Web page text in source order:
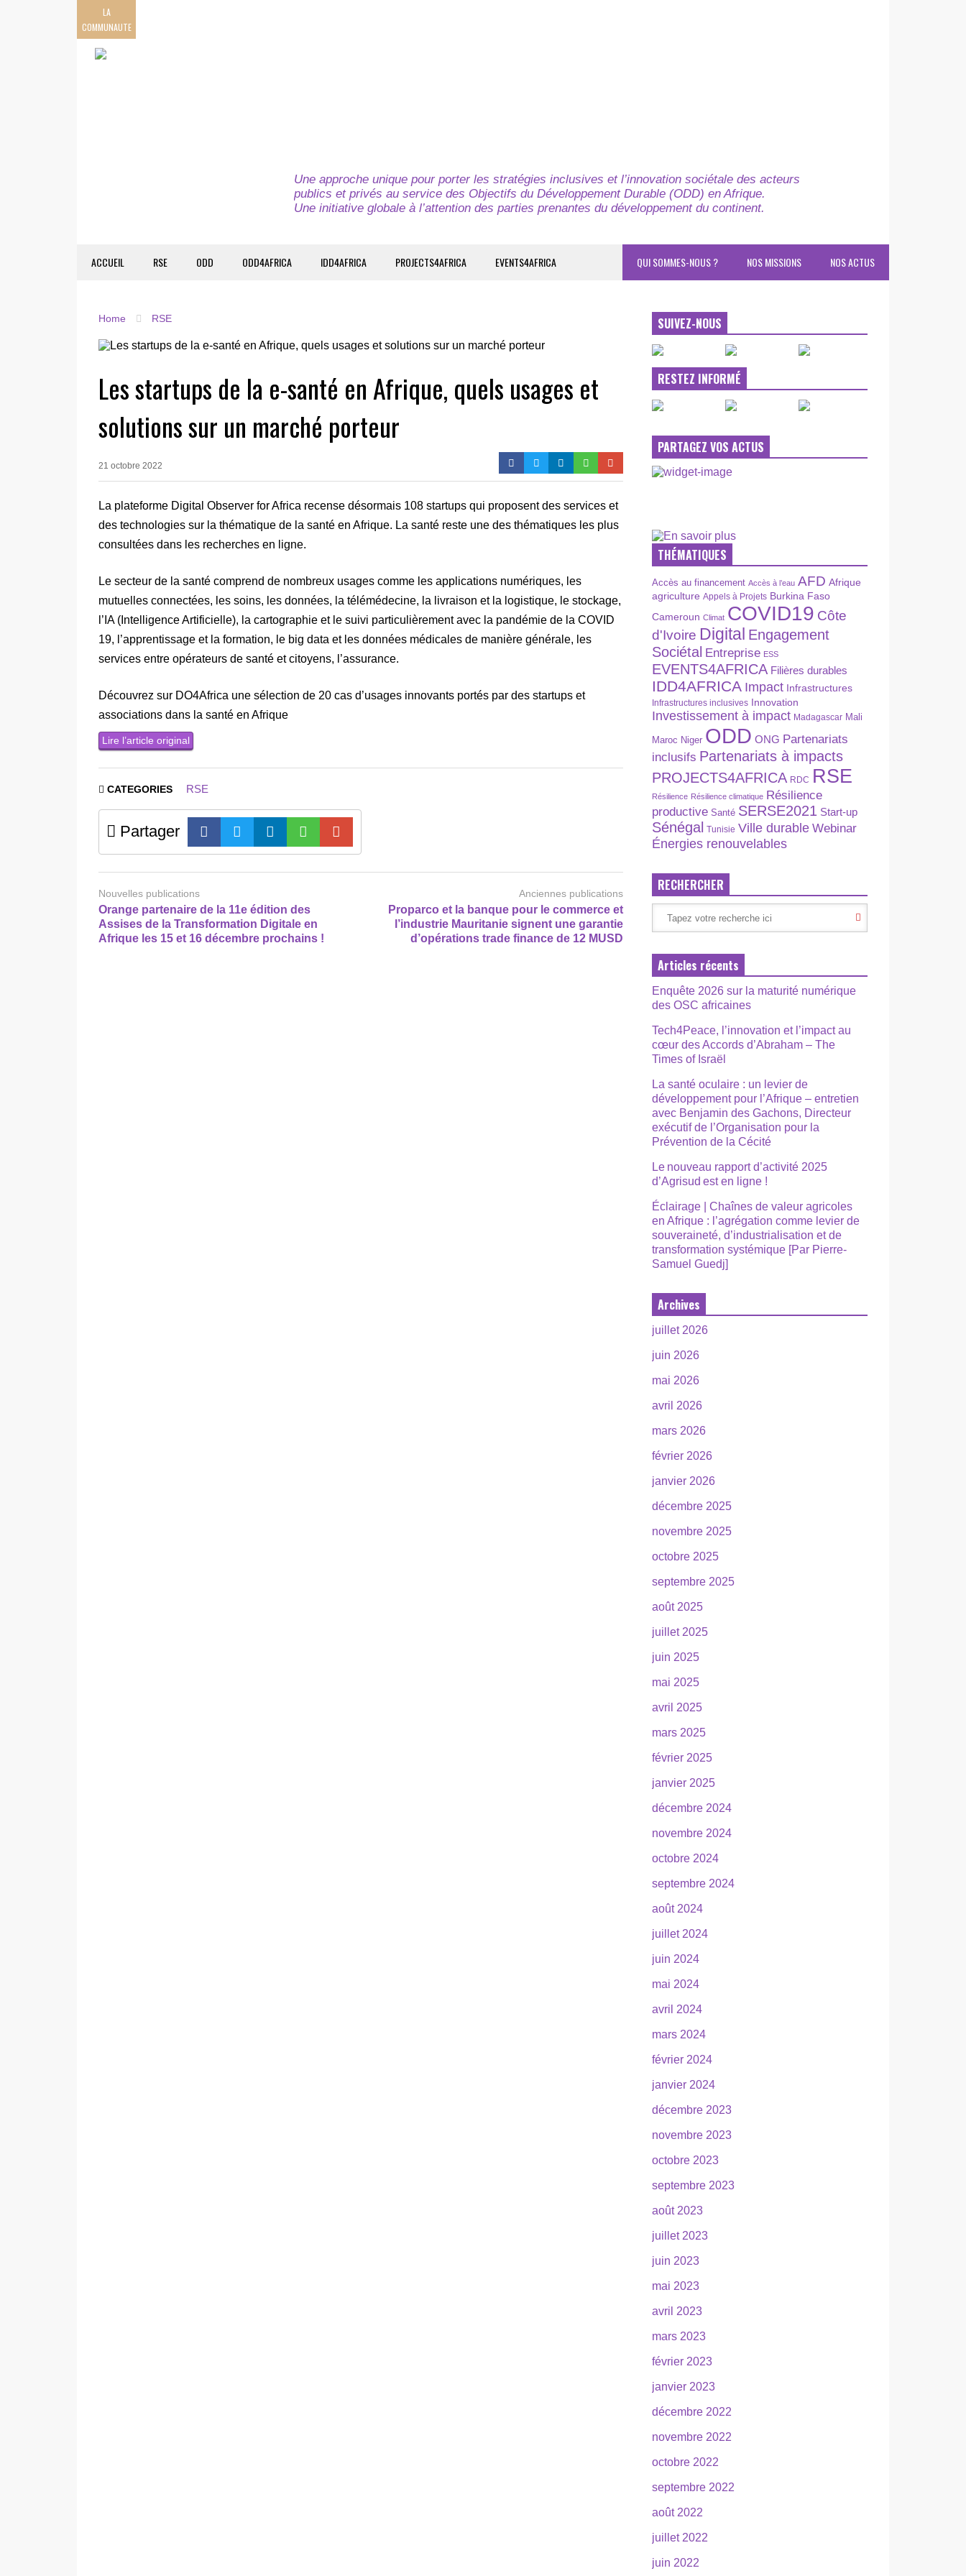
LA
COMMUNAUTE
Une approche unique pour porter les stratégies inclusives et l’innovation sociétale des acteurs
publics et privés au service des Objectifs du Développement Durable (ODD) en Afrique.
Une initiative globale à l’attention des parties prenantes du développement du continent.
ACCUEIL RSE ODD ODD4AFRICA IDD4AFRICA PROJECTS4AFRICA EVENTS4AFRICA NOS ACTUS
NOS MISSIONS
QUI SOMMES-NOUS ?
Home RSE
Les startups de la e-santé en Afrique, quels usages et
solutions sur un marché porteur
21 octobre 2022
La plateforme Digital Observer for Africa recense désormais 108 startups qui proposent des services et
des technologies sur la thématique de la santé en Afrique. La santé reste une des thématiques les plus
consultées dans les recherches en ligne.
Le secteur de la santé comprend de nombreux usages comme les applications numériques, les
mutuelles connectées, les soins, les données, la télémédecine, la livraison et la logistique, le stockage,
l’IA (Intelligence Artificielle), la cartographie et le suivi particulièrement avec la pandémie de la COVID
19, l’apprentissage et la formation, le big data et les données médicales de manière générale, les
services entre opérateurs de santé et citoyens, l’assurance.
Découvrez sur DO4Africa une sélection de 20 cas d’usages innovants portés par des startups et
associations dans la santé en Afrique
Lire l’article original
CATEGORIES RSE
Partager
Nouvelles publications
Orange partenaire de la 11e édition des
Assises de la Transformation Digitale en
Afrique les 15 et 16 décembre prochains !
Anciennes publications
Proparco et la banque pour le commerce et
l’industrie Mauritanie signent une garantie
d’opérations trade finance de 12 MUSD
SUIVEZ-NOUS
RESTEZ INFORMÉ
PARTAGEZ VOS ACTUS
THÉMATIQUES
Accès au financement Accès à l’eau AFD Afrique
agriculture Appels à Projets Burkina Faso
Cameroun Climat COVID19 Côte
d'Ivoire Digital Engagement
Sociétal Entreprise ESS
EVENTS4AFRICA Filières durables
IDD4AFRICA Impact Infrastructures
Infrastructures inclusives Innovation
Investissement à impact Madagascar Mali
Maroc Niger ODD ONG Partenariats
inclusifs Partenariats à impacts
PROJECTS4AFRICA RDC RSE
Résilience Résilience climatique Résilience
productive Santé SERSE2021 Start-up
Sénégal Tunisie Ville durable Webinar
Énergies renouvelables
RECHERCHER
Articles récents
Enquête 2026 sur la maturité numérique
des OSC africaines
Tech4Peace, l’innovation et l’impact au
cœur des Accords d’Abraham – The
Times of Israël
La santé oculaire : un levier de
développement pour l’Afrique – entretien
avec Benjamin des Gachons, Directeur
exécutif de l’Organisation pour la
Prévention de la Cécité
Le nouveau rapport d’activité 2025
d’Agrisud est en ligne !
Éclairage | Chaînes de valeur agricoles
en Afrique : l’agrégation comme levier de
souveraineté, d’industrialisation et de
transformation systémique [Par Pierre-
Samuel Guedj]
Archives
juillet 2026
juin 2026
mai 2026
avril 2026
mars 2026
février 2026
janvier 2026
décembre 2025
novembre 2025
octobre 2025
septembre 2025
août 2025
juillet 2025
juin 2025
mai 2025
avril 2025
mars 2025
février 2025
janvier 2025
décembre 2024
novembre 2024
octobre 2024
septembre 2024
août 2024
juillet 2024
juin 2024
mai 2024
avril 2024
mars 2024
février 2024
janvier 2024
décembre 2023
novembre 2023
octobre 2023
septembre 2023
août 2023
juillet 2023
juin 2023
mai 2023
avril 2023
mars 2023
février 2023
janvier 2023
décembre 2022
novembre 2022
octobre 2022
septembre 2022
août 2022
juillet 2022
juin 2022